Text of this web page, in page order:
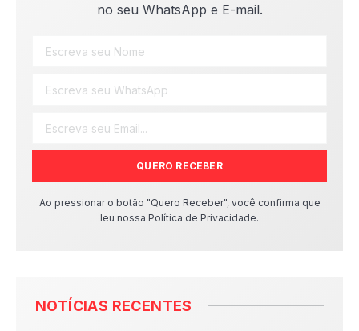
no seu WhatsApp e E-mail.
QUERO RECEBER
Ao pressionar o botão "Quero Receber", você confirma que
leu nossa Política de Privacidade.
NOTÍCIAS RECENTES